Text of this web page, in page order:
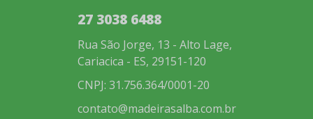
27 3038 6488
Rua São Jorge, 13 - Alto Lage,
Cariacica - ES, 29151-120
CNPJ: 31.756.364/0001-20
contato@madeirasalba.com.br